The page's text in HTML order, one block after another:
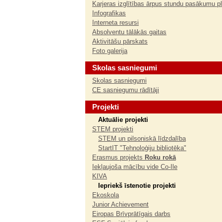
Karjeras izglītības ārpus stundu pasākumu
Infografikas
Interneta resursi
Absolventu tālākās gaitas
Aktivitāšu pārskats
Foto galerija
Skolas sasniegumi
Skolas sasniegumi
CE sasniegumu rādītāji
Projekti
Aktuālie projekti
STEM projekti
STEM un pilsoniskā līdzdalība
StartIT "Tehnoloģiju bibliotēka"
Erasmus projekts Roku rokā
Iekļaujoša mācību vide Co-Ile
KIVA
Iepriekš īstenotie projekti
Ekoskola
Junior Achievement
Eiropas Brīvprātīgais darbs